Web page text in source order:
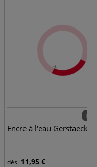
12
Encre à l'eau Gerstaecker
dès 11,95 €